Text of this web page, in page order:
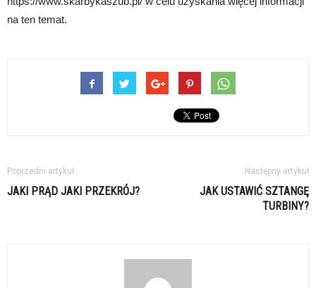
na ten temat.
Poprzedni artykuł
JAKI PRĄD JAKI PRZEKRÓJ?
Następny artykuł
JAK USTAWIĆ SZTANGĘ
TURBINY?